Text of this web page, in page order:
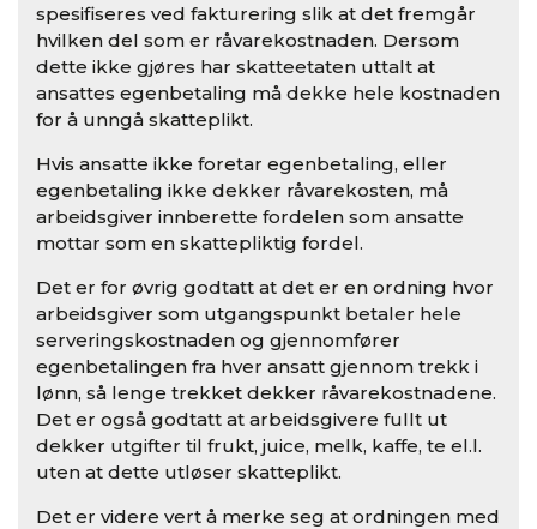
spesifiseres ved fakturering slik at det fremgår
hvilken del som er råvarekostnaden. Dersom
dette ikke gjøres har skatteetaten uttalt at
ansattes egenbetaling må dekke hele kostnaden
for å unngå skatteplikt.
Hvis ansatte ikke foretar egenbetaling, eller
egenbetaling ikke dekker råvarekosten, må
arbeidsgiver innberette fordelen som ansatte
mottar som en skattepliktig fordel.
Det er for øvrig godtatt at det er en ordning hvor
arbeidsgiver som utgangspunkt betaler hele
serveringskostnaden og gjennomfører
egenbetalingen fra hver ansatt gjennom trekk i
lønn, så lenge trekket dekker råvarekostnadene.
Det er også godtatt at arbeidsgivere fullt ut
dekker utgifter til frukt, juice, melk, kaffe, te el.l.
uten at dette utløser skatteplikt.
Det er videre vert å merke seg at ordningen med